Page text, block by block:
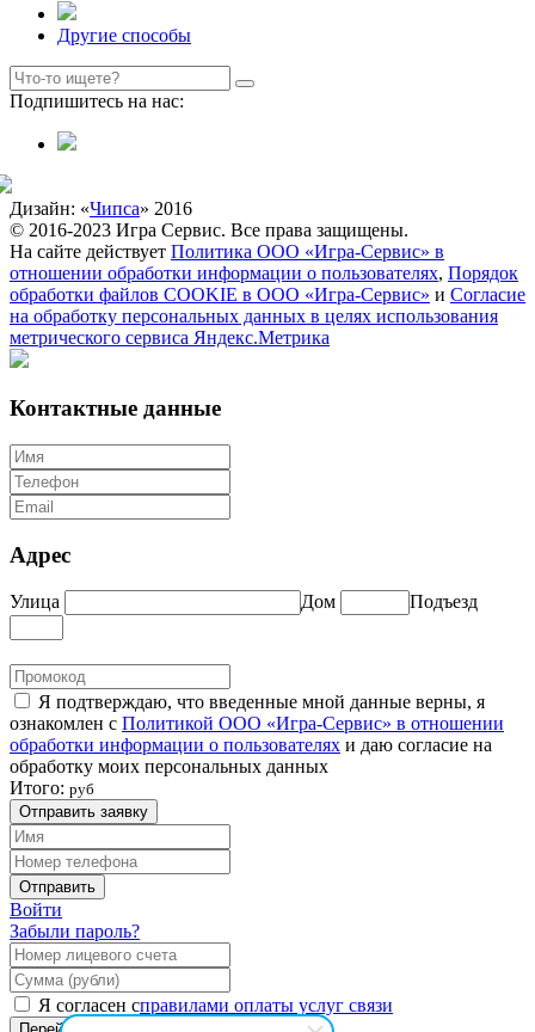
Другие способы
Подпишитесь на нас:
Дизайн: «Чипса» 2016
© 2016-2023 Игра Сервис. Все права защищены.
На сайте действует Политика ООО «Игра-Сервис» в
отношении обработки информации о пользователях, Порядок
обработки файлов COOKIE в ООО «Игра-Сервис» и Согласие
на обработку персональных данных в целях использования
метрического сервиса Яндекс.Метрика
Контактные данные
Адрес
Улица Дом Подъезд
Я подтверждаю, что введенные мной данные верны, я
ознакомлен с Политикой ООО «Игра-Сервис» в отношении
обработки информации о пользователях и даю согласие на
обработку моих персональных данных
Итого: руб
Отправить заявку
Отправить
Войти
Забыли пароль?
Я согласен справилами оплаты услуг связи